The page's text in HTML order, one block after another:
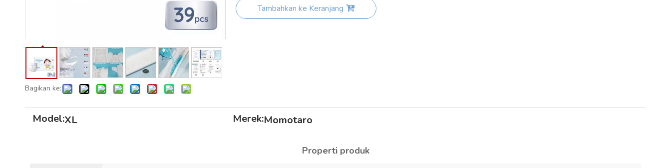
Bagikan ke:
Tambahkan ke Keranjang
Model:XL Merek:Momotaro
Properti produk